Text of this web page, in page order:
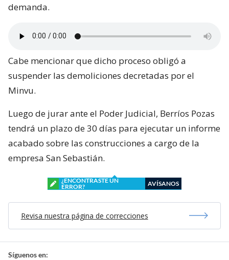
demanda.
Cabe mencionar que dicho proceso obligó a
suspender las demoliciones decretadas por el
Minvu.
Luego de jurar ante el Poder Judicial, Berríos Pozas
tendrá un plazo de 30 días para ejecutar un informe
acabado sobre las construcciones a cargo de la
empresa San Sebastián.
¿ENCONTRASTE UN
ERROR?
AVÍSANOS
Revisa nuestra página de correcciones
Síguenos en: